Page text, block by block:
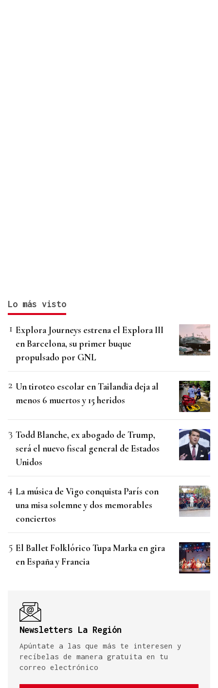
Lo más visto
Explora Journeys estrena el Explora III
en Barcelona, su primer buque
propulsado por GNL
Un tiroteo escolar en Tailandia deja al
menos 6 muertos y 15 heridos
Todd Blanche, ex abogado de Trump,
será el nuevo fiscal general de Estados
Unidos
La música de Vigo conquista París con
una misa solemne y dos memorables
conciertos
El Ballet Folklórico Tupa Marka en gira
en España y Francia
Newsletters La Región
Apúntate a las que más te interesen y
recíbelas de manera gratuita en tu
correo electrónico